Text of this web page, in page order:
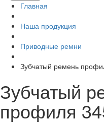
Главная
Наша продукция
Приводные ремни
Зубчатый ремень
Зубчатый
профиля